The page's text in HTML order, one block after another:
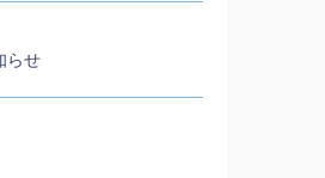
らせ